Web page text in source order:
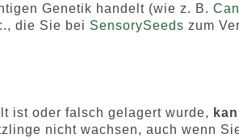
Genetik handelt (wie z. B.
die Sie bei SensorySeeds zum
ist oder falsch gelagert wurde,
nicht wachsen, auch wenn